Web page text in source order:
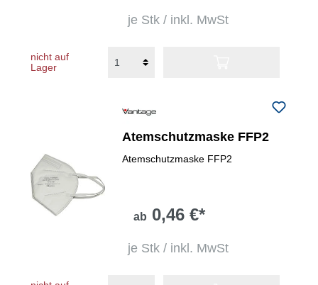
je Stk / inkl. MwSt
nicht auf
Lager
Atemschutzmaske FFP2
Atemschutzmaske FFP2
ab 0,46 €*
je Stk / inkl. MwSt